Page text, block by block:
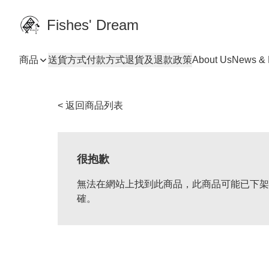
Fishes' Dream
商品 送貨方式付款方式退貨及退款政策About UsNews &
< 返回商品列表
很抱歉
無法在網站上找到此商品，此商品可能已下
確。